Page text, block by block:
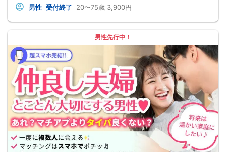
男性 受付終了 20〜75歳 3,900円
男性先行中！